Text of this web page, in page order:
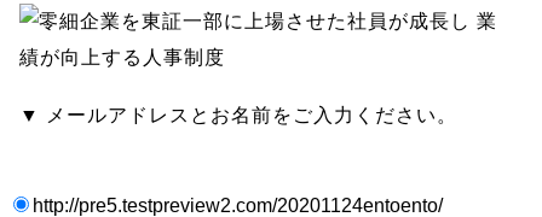
▼ メールアドレスとお名前をご入力ください。
http://pre5.testpreview2.com/20201124entoento/